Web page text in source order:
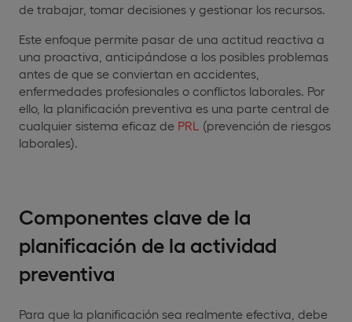
de trabajar, tomar decisiones y gestionar los recursos.
Este enfoque permite pasar de una actitud reactiva a
una proactiva, anticipándose a los posibles problemas
antes de que se conviertan en accidentes,
enfermedades profesionales o conflictos laborales. Por
ello, la planificación preventiva es una parte central de
cualquier sistema eficaz de PRL (prevención de riesgos
laborales).
Componentes clave de la
planificación de la actividad
preventiva
Para que la planificación sea realmente efectiva, debe